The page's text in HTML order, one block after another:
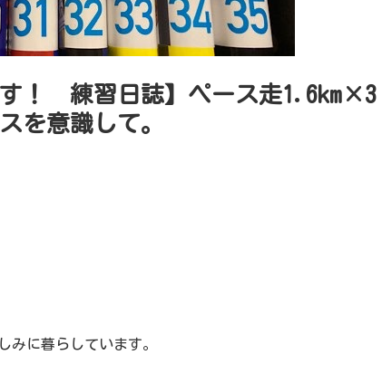
す！ 練習日誌】ペース走1.6km×3
を意識して。
みに暮らしています。